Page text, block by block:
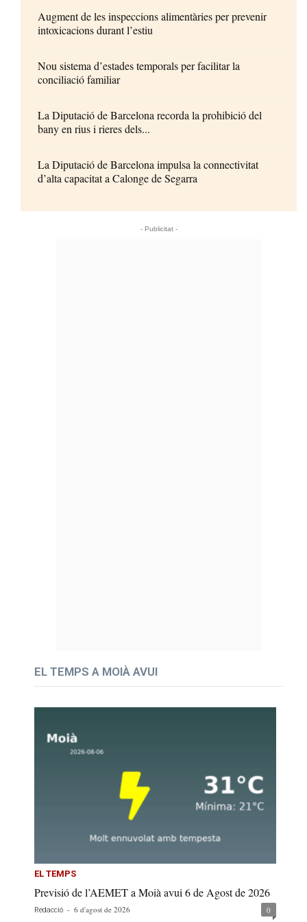
Augment de les inspeccions alimentàries per prevenir
intoxicacions durant l’estiu
Nou sistema d’estades temporals per facilitar la
conciliació familiar
La Diputació de Barcelona recorda la prohibició del
bany en rius i rieres dels...
La Diputació de Barcelona impulsa la connectivitat
d’alta capacitat a Calonge de Segarra
- Publicitat -
EL TEMPS A MOIÀ AVUI
EL TEMPS
Previsió de l’AEMET a Moià avui 6 de Agost de 2026
Redacció - 6 d'agost de 2026 0